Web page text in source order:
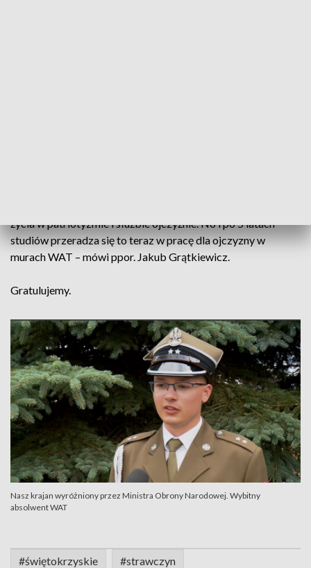
życia w patriotyzmie i służbie ojczyźnie. No i po 5 latach
studiów przeradza się to teraz w pracę dla ojczyzny w
murach WAT – mówi ppor. Jakub Grątkiewicz.
Gratulujemy.
Nasz krajan wyróżniony przez Ministra Obrony Narodowej. Wybitny
absolwent WAT
#świętokrzyskie #strawczyn